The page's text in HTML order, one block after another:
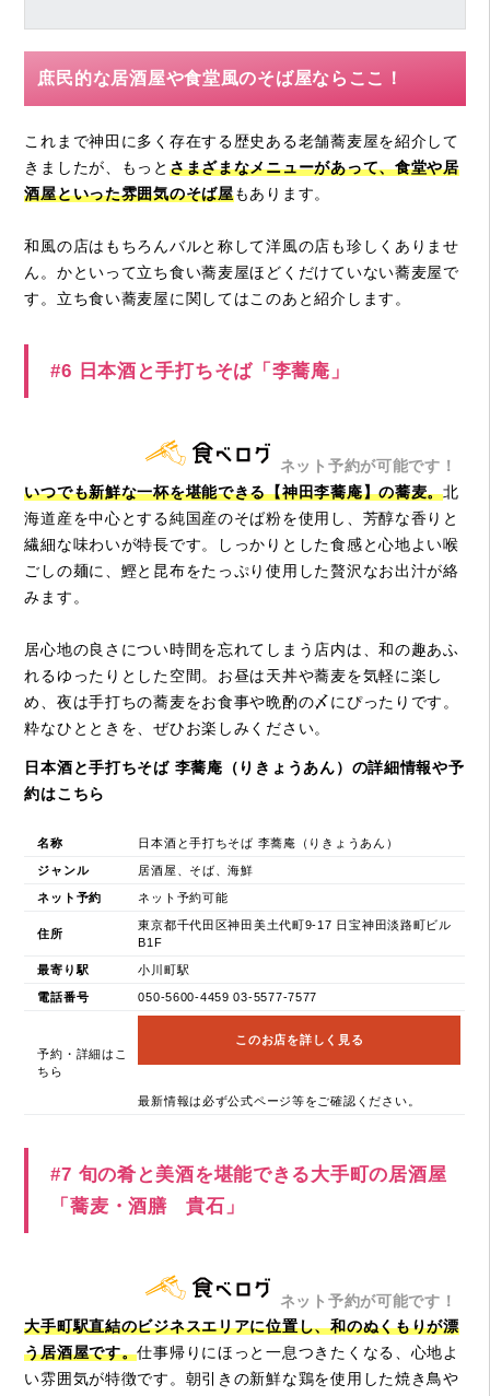
庶民的な居酒屋や食堂風のそば屋ならここ！
これまで神田に多く存在する歴史ある老舗蕎麦屋を紹介して
きましたが、もっと さまざまなメニューがあって、食堂や居
酒屋といった雰囲気のそば屋もあります。
和風の店はもちろんバルと称して洋風の店も珍しくありませ
ん。かといって立ち食い蕎麦屋ほどくだけていない蕎麦屋で
す。立ち食い蕎麦屋に関してはこのあと紹介します。
#6 日本酒と手打ちそば「李蕎庵」
ネット予約が可能です！
いつでも新鮮な一杯を堪能できる【神田李蕎庵】の蕎麦。北
海道産を中心とする純国産のそば粉を使用し、芳醇な香りと
繊細な味わいが特長です。しっかりとした食感と心地よい喉
ごしの麺に、鰹と昆布をたっぷり使用した贅沢なお出汁が絡
みます。
居心地の良さについ時間を忘れてしまう店内は、和の趣あふ
れるゆったりとした空間。お昼は天丼や蕎麦を気軽に楽し
め、夜は手打ちの蕎麦をお食事や晩酌の〆にぴったりです。
粋なひとときを、ぜひお楽しみください。
日本酒と手打ちそば 李蕎庵（りきょうあん）の詳細情報や予
約はこちら
名称 日本酒と手打ちそば 李蕎庵（りきょうあん）
ジャンル 居酒屋、そば、海鮮
ネット予約 ネット予約可能
住所
東京都千代田区神田美土代町9-17 日宝神田淡路町ビル
B1F
最寄り駅 小川町駅
電話番号 050-5600-4459 03-5577-7577
予約・詳細はこ
ちら
このお店を詳しく見る
最新情報は必ず公式ページ等をご確認ください。
#7 旬の肴と美酒を堪能できる大手町の居酒屋
「蕎麦・酒膳 貴石」
ネット予約が可能です！
大手町駅直結のビジネスエリアに位置し、和のぬくもりが漂
う居酒屋です。仕事帰りにほっと一息つきたくなる、心地よ
い雰囲気が特徴です。朝引きの新鮮な鶏を使用した焼き鳥や